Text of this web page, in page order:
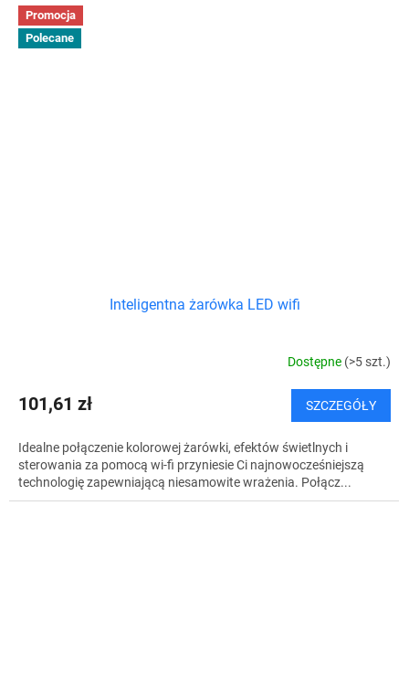
Promocja
Polecane
Inteligentna żarówka LED wifi
Dostępne (>5 szt.)
101,61 zł SZCZEGÓŁY
Idealne połączenie kolorowej żarówki, efektów świetlnych i
sterowania za pomocą wi-fi przyniesie Ci najnowocześniejszą
technologię zapewniającą niesamowite wrażenia. Połącz...